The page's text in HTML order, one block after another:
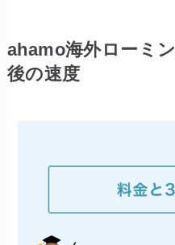
ahamo海外ローミ
後の速度